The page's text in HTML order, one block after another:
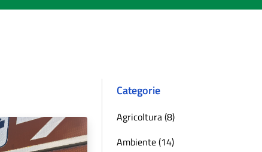
Categorie
Agricoltura (8)
Ambiente (14)